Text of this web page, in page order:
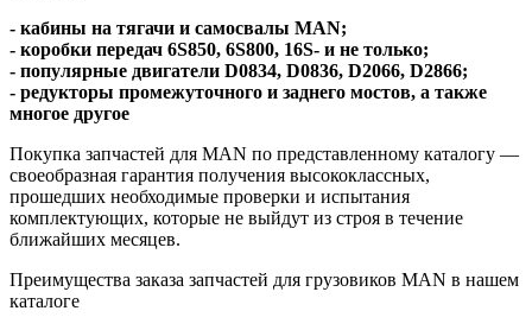
- кабины на тягачи и самосвалы MAN;
- коробки передач 6S850, 6S800, 16S- и не только;
- популярные двигатели D0834, D0836, D2066, D2866;
- редукторы промежуточного и заднего мостов, а также
многое другое
Покупка запчастей для MAN по представленному каталогу —
своеобразная гарантия получения высококлассных,
прошедших необходимые проверки и испытания
комплектующих, которые не выйдут из строя в течение
ближайших месяцев.
Преимущества заказа запчастей для грузовиков MAN в нашем
каталоге